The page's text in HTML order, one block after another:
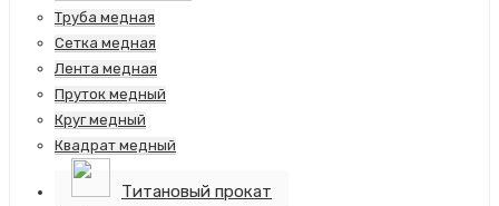
Труба медная
Сетка медная
Лента медная
Пруток медный
Круг медный
Квадрат медный
Титановый прокат